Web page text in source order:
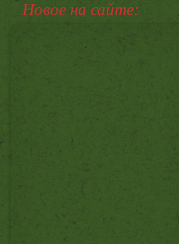
Новое на сайте: